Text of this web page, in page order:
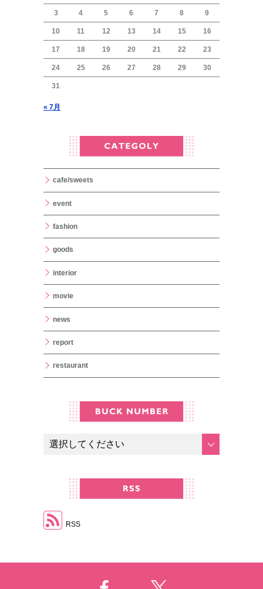
3 4 5 6 7 8 9
10 11 12 13 14 15 16
17 18 19 20 21 22 23
24 25 26 27 28 29 30
31
« 7月
cafe/sweets
event
fashion
goods
interior
movie
news
report
restaurant
RSS